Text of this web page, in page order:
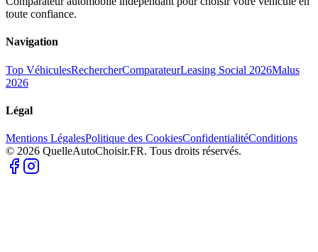
toute confiance.
Navigation
Top VéhiculesRechercherComparateurLeasing Social 2026Malus
2026
Légal
Mentions LégalesPolitique des CookiesConfidentialitéConditions
© 2026 QuelleAutoChoisir.FR. Tous droits réservés.